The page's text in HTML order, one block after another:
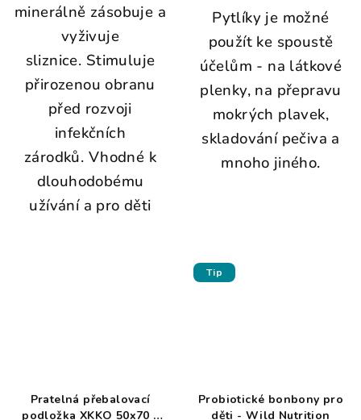
minerálně zásobuje a
vyživuje
sliznice. Stimuluje
přirozenou obranu
před rozvoji
infekčních
zárodků. Vhodné k
dlouhodobému
užívání a pro děti
Pytlíky je možné
použít ke spoustě
účelům - na látkové
plenky, na přepravu
mokrých plavek,
skladování pečiva a
mnoho jiného.
Pratelná přebalovací
podložka XKKO 50x70 -
Tip
Probiotické bonbony pro
děti - Wild Nutrition